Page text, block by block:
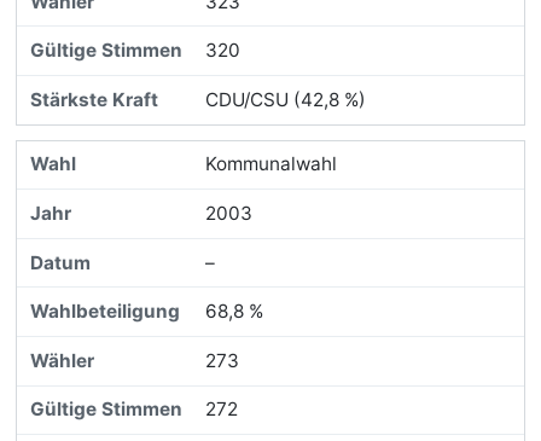
320
CDU/CSU (42,8 %)
Kommunalwahl
2003
–
68,8 %
273
272